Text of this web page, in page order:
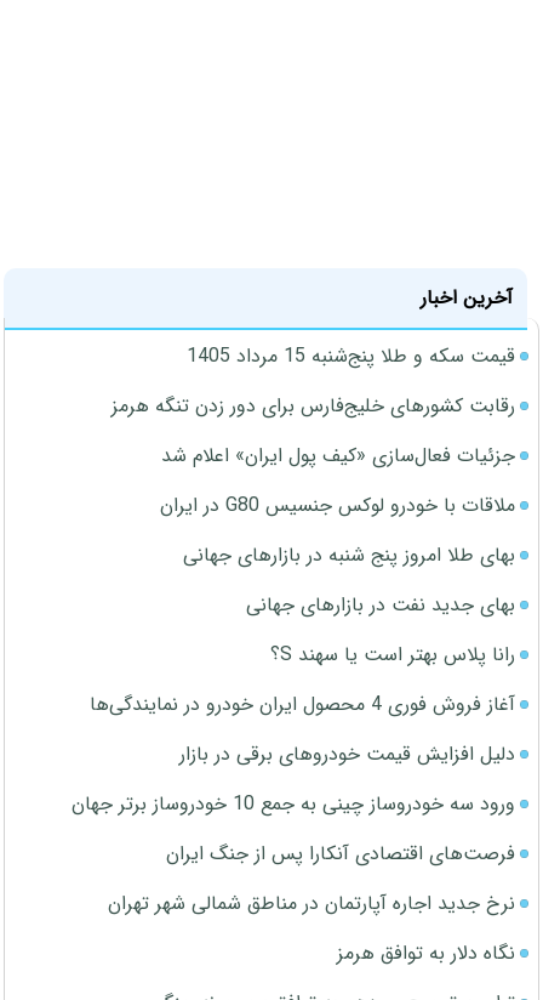
آخرین اخبار
قیمت سکه و طلا پنج‌شنبه 15 مرداد 1405
رقابت کشورهای خلیج‌فارس برای دور زدن تنگه هرمز
جزئیات فعال‌سازی «کیف پول ایران» اعلام شد
ملاقات با خودرو لوکس جنسیس G80 در ایران
بهای طلا امروز پنج شنبه در بازارهای جهانی
بهای جدید نفت در بازارهای جهانی
رانا پلاس بهتر است یا سهند S؟
آغاز فروش فوری 4 محصول ایران خودرو در نمایندگی‌ها
دلیل افزایش قیمت خودروهای برقی در بازار
ورود سه خودروساز چینی به جمع 10 خودروساز برتر جهان
فرصت‌های اقتصادی آنکارا پس از جنگ ایران
نرخ جدید اجاره آپارتمان در مناطق شمالی شهر تهران
نگاه دلار به توافق هرمز